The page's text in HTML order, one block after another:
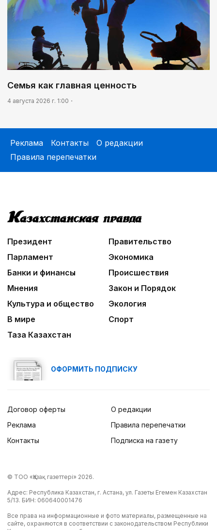
Семья как главная ценность
4 августа 2026 г. 1:00
Реклама Контакты
О редакции
Правила перепечатки
Президент
Правительство
Парламент
Экономика
Банки и финансы
Происшествия
Мнения
Закон и Порядок
Культура и общество
Экология
В мире
Спорт
Таза Казахстан
ОФОРМИТЬ ПОДПИСКУ
Договор оферты
Реклама
Контакты
О редакции
Правила перепечатки
Подписка на газету
© ТОО «Қазақ газеттері» 2026.
Адрес: Республика Казахстан, г. Астана, ул. Газеты Егемен Казахстан
5/13. БИН: 060640001476
Все права на информационные и фото материалы, размещенные на
сайте, охраняются в соответствии с законодательством Республики